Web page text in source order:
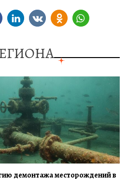
демонтажа месторождений в